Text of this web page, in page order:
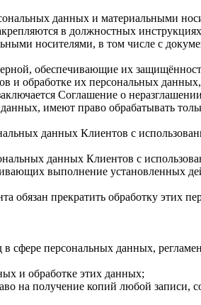
данных и материальными
в должностных
носителями, в том числе с
обеспечивающие их
обработке их персональных данных,
Соглашение о
имеют право обрабатывать
данных Клиентов с
данных Клиентов с
выполнение установленных
прекратить обработку этих
сфере персональных данных,
и обработке этих данных;
на получение копий любой записи,